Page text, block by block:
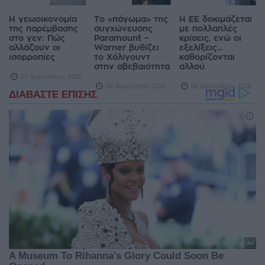
Η γεωοικονομία
της παρέμβασης
στο γεν: Πώς
αλλάζουν οι
ισορροπίες
07 Αυγούστου 2026
Το «πάγωμα» της
συγχώνευσης
Paramount –
Warner βυθίζει
το Χόλιγουντ
στην αβεβαιότητα
06 Αυγούστου 2026
Η ΕΕ δοκιμάζεται
με πολλαπλές
κρίσεις, ενώ οι
εξελίξεις...
καθορίζονται
αλλού
06 Αυγούστου 2026